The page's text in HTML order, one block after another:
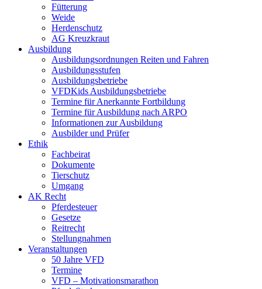
Fütterung
Weide
Herdenschutz
AG Kreuzkraut
Ausbildung
Ausbildungsordnungen Reiten und Fahren
Ausbildungsstufen
Ausbildungsbetriebe
VFDKids Ausbildungsbetriebe
Termine für Anerkannte Fortbildung
Termine für Ausbildung nach ARPO
Informationen zur Ausbildung
Ausbilder und Prüfer
Ethik
Fachbeirat
Dokumente
Tierschutz
Umgang
AK Recht
Pferdesteuer
Gesetze
Reitrecht
Stellungnahmen
Veranstaltungen
50 Jahre VFD
Termine
VFD – Motivationsmarathon